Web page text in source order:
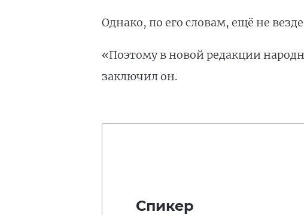
Однако, по его словам, ещё не
«Поэтому в новой редакции
заключил он.
Спикер